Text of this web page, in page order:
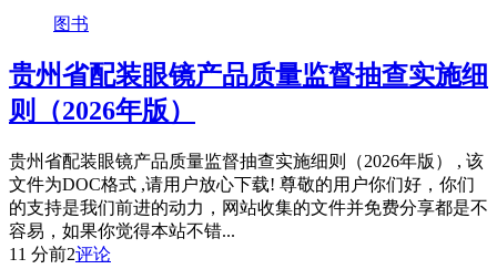
图书
贵州省配装眼镜产品质量监督抽查实施细
则（2026年版）
贵州省配装眼镜产品质量监督抽查实施细则（2026年版） , 该
文件为DOC格式 ,请用户放心下载! 尊敬的用户你们好，你们
的支持是我们前进的动力，网站收集的文件并免费分享都是不
容易，如果你觉得本站不错...
11 分前2评论